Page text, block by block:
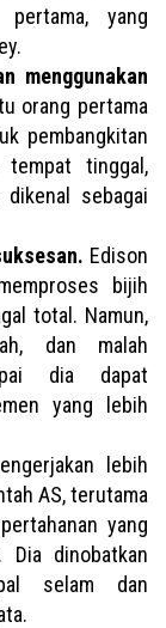
yang
menggunakan
orang pertama
pembangkitan
tinggal,
sebagai
Edison
bijih
total. Namun,
dan malah
dia dapat
yang lebih
lebih
AS, terutama
yang
dinobatkan
selam dan